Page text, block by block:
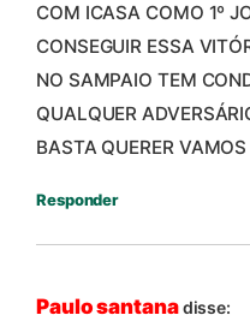
COM ICASA COMO 1º
CONSEGUIR ESSA
NO SAMPAIO TEM
QUALQUER
BASTA QUERER
Responder
Paulo santanadisse: